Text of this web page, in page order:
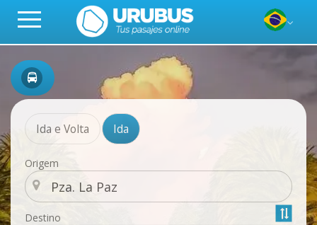
Ida e Volta Ida
Origem
Destino